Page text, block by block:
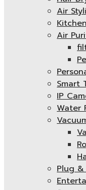
Air
Air
Smart
IP
Water
Plug &